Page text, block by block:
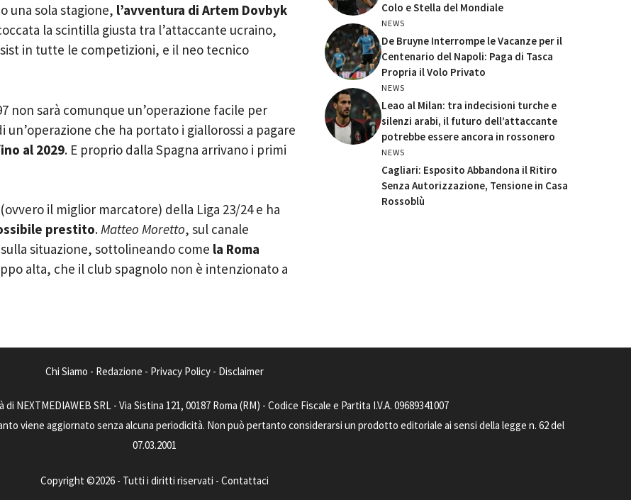
una sola stagione, l’avventura di Artem Dovbyk
la scintilla giusta tra l’attaccante ucraino,
in tutte le competizioni, e il neo tecnico
non sarà comunque un’operazione facile per
un’operazione che ha portato i giallorossi a pagare
al 2029. E proprio dalla Spagna arrivano i primi
(ovvero il miglior marcatore) della Liga 23/24 e ha
prestito.Matteo Moretto, sul canale
situazione, sottolineando come la Roma
alta, che il club spagnolo non è intenzionato a
Colo e Stella del Mondiale
NEWS
De Bruyne Interrompe le Vacanze per il
Centenario del Napoli: Paga di Tasca
Propria il Volo Privato
NEWS
Leao al Milan: tra indecisioni turche e
silenzi arabi, il futuro dell’attaccante
potrebbe essere ancora in rossonero
NEWS
Cagliari: Esposito Abbandona il Ritiro
Senza Autorizzazione, Tensione in Casa
Rossoblù
Chi Siamo - Redazione - Privacy Policy - Disclaimer
NEXTMEDIAWEB SRL - Via Sistina 121, 00187 Roma (RM) - Codice Fiscale e Partita I.V.A. 09689341007
viene aggiornato senza alcuna periodicità. Non può pertanto considerarsi un prodotto editoriale ai sensi della legge n. 62 del
07.03.2001
Copyright ©2026 - Tutti i diritti riservati - Contattaci